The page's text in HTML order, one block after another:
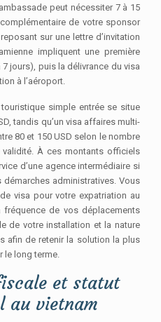
peut nécessiter 7 à 15
de votre sponsor
sur une lettre d’invitation
impliquent une première
jours), puis la délivrance du visa
à l’aéroport.
simple entrée se situe
tandis qu’un visa affaires multi-
80 et 150 USD selon le nombre
validité. À ces montants officiels
d’une agence intermédiaire si
administratives. Vous
visa pour votre expatriation au
de vos déplacements
de votre installation et la nature
afin de retenir la solution la plus
le long terme.
et statut
au vietnam